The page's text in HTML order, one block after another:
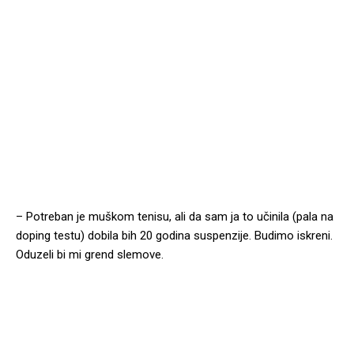
– Potreban je muškom tenisu, ali da sam ja to učinila (pala na
doping testu) dobila bih 20 godina suspenzije. Budimo iskreni.
Oduzeli bi mi grend slemove.